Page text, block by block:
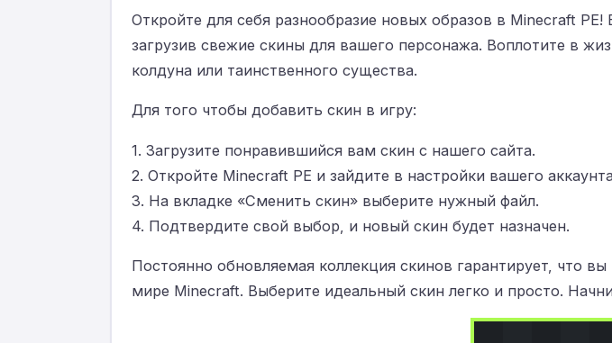
Откройте для себя разнообразие новых образов в Minecraft
загрузив свежие скины для вашего персонажа. Воплотите в
колдуна или таинственного существа.
Для того чтобы добавить скин в игру:
1. Загрузите понравившийся вам скин с нашего сайта.
2. Откройте Minecraft PE и зайдите в настройки вашего
3. На вкладке «Сменить скин» выберите нужный файл.
4. Подтвердите свой выбор, и новый скин будет назначен.
Постоянно обновляемая коллекция скинов гарантирует, что
мире Minecraft. Выберите идеальный скин легко и просто.